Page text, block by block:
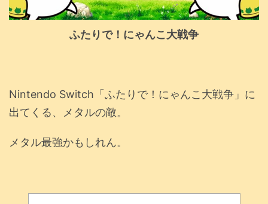
ふたりで！にゃんこ大戦争
Nintendo Switch「ふたりで！にゃんこ大戦争」に
出てくる、メタルの敵。
メタル最強かもしれん。